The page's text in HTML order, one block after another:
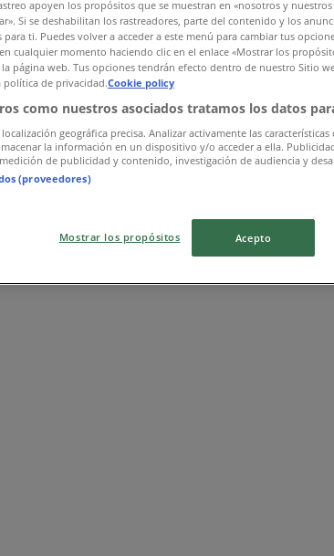
apoyen los propósitos que se muestran en «nosotros y
Si se deshabilitan los rastreadores, parte del contenido y los
para ti. Puedes volver a acceder a este menú para cambiar tus
cualquier momento haciendo clic en el enlace «Mostrar los
página web. Tus opciones tendrán efecto dentro de nuestro Sitio
política de privacidad.Cookie policy
como nuestros asociados tratamos los datos
geográfica precisa. Analizar activamente las
la información en un dispositivo y/o acceder a ella.
de publicidad y contenido, investigación de audiencia y
(proveedores)
Mostrar los propósitos Acepto